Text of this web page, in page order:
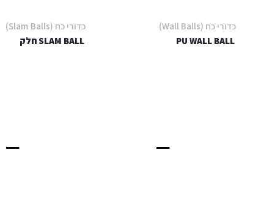
כדורי כח (Wall Balls)
PU WALL BALL
כדורי כח (Slam Balls)
SLAM BALL חלק